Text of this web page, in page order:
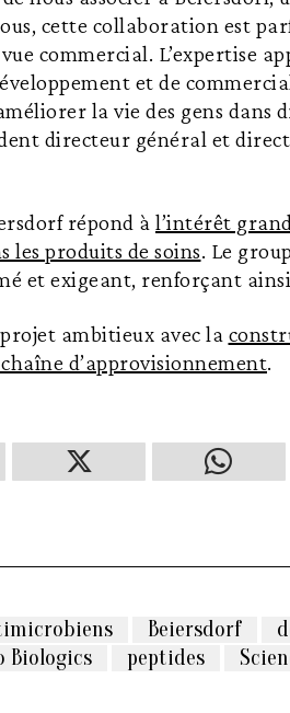
cette collaboration est
commercial. L’expertise
et de
la vie des gens dans
directeur général et
répond à l’intérêt
les produits de soins. Le
et exigeant, renforçant
ambitieux avec la
d’approvisionnement.
Beiersdorf
Biologics peptides